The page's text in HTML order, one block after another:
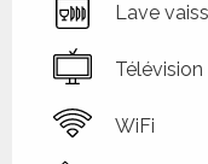
Lave
Télévision
WiFi